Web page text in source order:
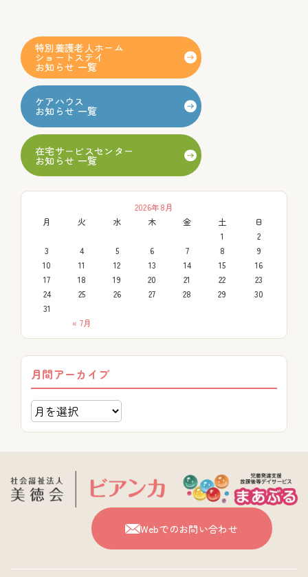
特別養護老人ホーム
ショートステイ
お知らせ 一覧
ケアハウス
お知らせ 一覧
在宅サービスセンター
お知らせ 一覧
2026年8月
月
火 水 木 金 土 日
« 7月
1
2
3
4 5 6 7 8
9
10
11 12 13 14 15
16
17
18 19 20 21 22
23
24
25 26 27 28 29
30
31
月間アーカイブ
Webでのお問い合わせ